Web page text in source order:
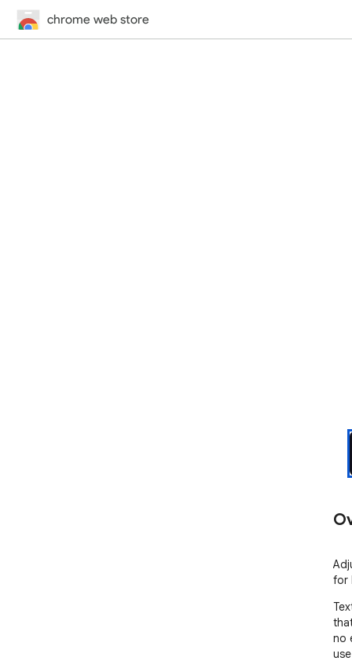
chrome web store
for
no